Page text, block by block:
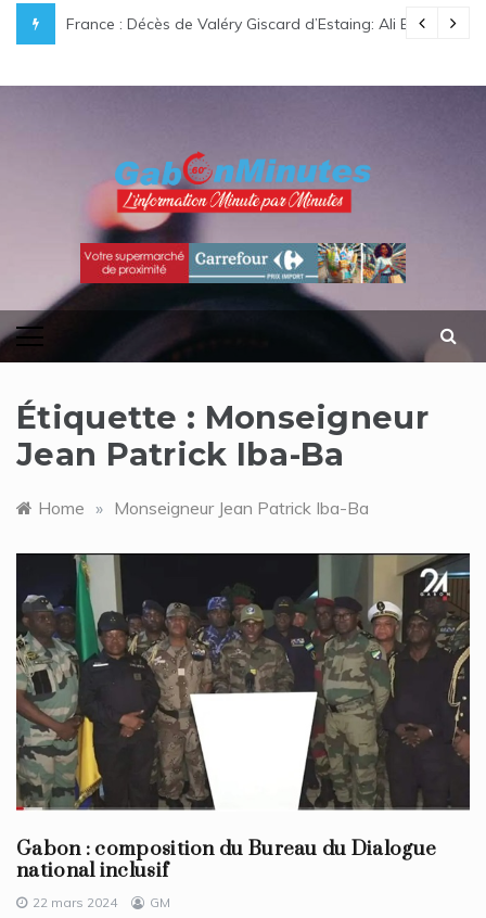
lancent officiellement leur campagne de communication
France : Décès de Valéry Giscard d’Estaing: Ali Bongo
gabonminutes.com
l'information minutes par minutes
Étiquette : Monseigneur
Jean Patrick Iba-Ba
Home » Monseigneur Jean Patrick Iba-Ba
Gabon : composition du Bureau du Dialogue
national inclusif
22 mars 2024 GM